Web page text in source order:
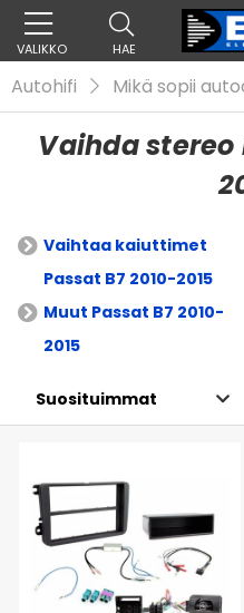
VALIKKO HAE
Autohifi Mikä sopii
Vaihda stereo
Vaihtaa kaiuttimet
Passat B7 2010-2015
Muut Passat B7 2010-
2015